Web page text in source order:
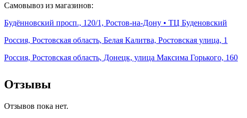
Самовывоз из магазинов:
Будённовский просп., 120/1, Ростов-на-Дону • ТЦ Буденовский
Россия, Ростовская область, Белая Калитва, Ростовская улица, 1
Россия, Ростовская область, Донецк, улица Максима Горького, 160
Отзывы
Отзывов пока нет.